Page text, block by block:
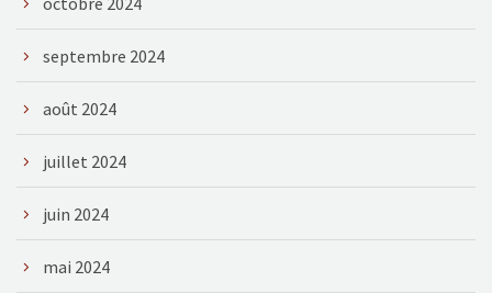
septembre 2024
août 2024
juillet 2024
juin 2024
mai 2024